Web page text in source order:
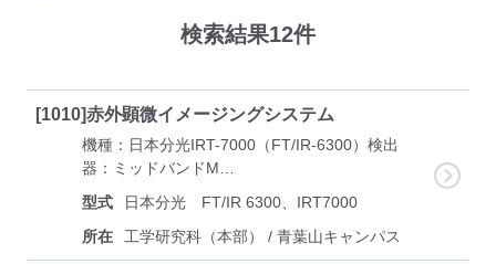
検索結果12件
[1010]赤外顕微イメージングシステム
機種：日本分光IRT-7000（FT/IR-6300）検出
器：ミッドバンドM…
型式
日本分光 FT/IR 6300、IRT7000
所在
工学研究科（本部） / 青葉山キャンパス